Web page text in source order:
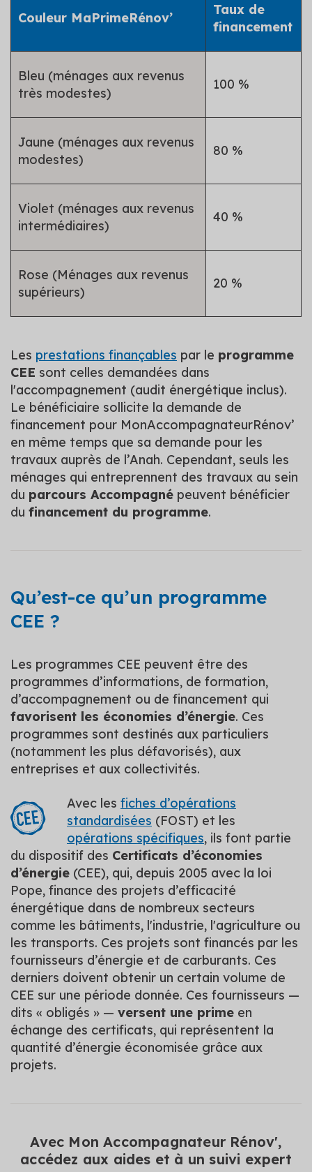
Couleur MaPrimeRénov’
Taux de
financement
Bleu (ménages aux revenus
très modestes)
100 %
Jaune (ménages aux revenus
modestes)
80 %
Violet (ménages aux revenus
intermédiaires)
40 %
Rose (Ménages aux revenus
supérieurs)
20 %
Les prestations finançables par le programme
CEE sont celles demandées dans
l'accompagnement (audit énergétique inclus).
Le bénéficiaire sollicite la demande de
financement pour MonAccompagnateurRénov’
en même temps que sa demande pour les
travaux auprès de l’Anah. Cependant, seuls les
ménages qui entreprennent des travaux au sein
du parcours Accompagné peuvent bénéficier
du financement du programme.
Qu’est-ce qu’un programme
CEE ?
Les programmes CEE peuvent être des
programmes d’informations, de formation,
d’accompagnement ou de financement qui
favorisent les économies d’énergie. Ces
programmes sont destinés aux particuliers
(notamment les plus défavorisés), aux
entreprises et aux collectivités.
Avec les fiches d’opérations
standardisées (FOST) et les
opérations spécifiques, ils font partie
du dispositif des Certificats d’économies
d’énergie (CEE), qui, depuis 2005 avec la loi
Pope, finance des projets d’efficacité
énergétique dans de nombreux secteurs
comme les bâtiments, l'industrie, l'agriculture ou
les transports. Ces projets sont financés par les
fournisseurs d’énergie et de carburants. Ces
derniers doivent obtenir un certain volume de
CEE sur une période donnée. Ces fournisseurs —
dits « obligés » — versent une prime en
échange des certificats, qui représentent la
quantité d’énergie économisée grâce aux
projets.
Avec Mon Accompagnateur Rénov',
accédez aux aides et à un suivi expert